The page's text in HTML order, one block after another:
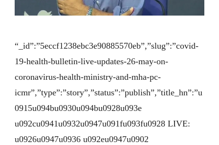
“_id”:”5eccf1238ebc3e90885570eb”,”slug”:”covid-
19-health-bulletin-live-updates-26-may-on-
coronavirus-health-ministry-and-mha-pc-
icmr”,”type”:”story”,”status”:”publish”,”title_hn”:”u
0915u094bu0930u094bu0928u093e
u092cu0941u0932u0947u091fu093fu0928 LIVE:
u0926u0947u0936 u092eu0947u0902